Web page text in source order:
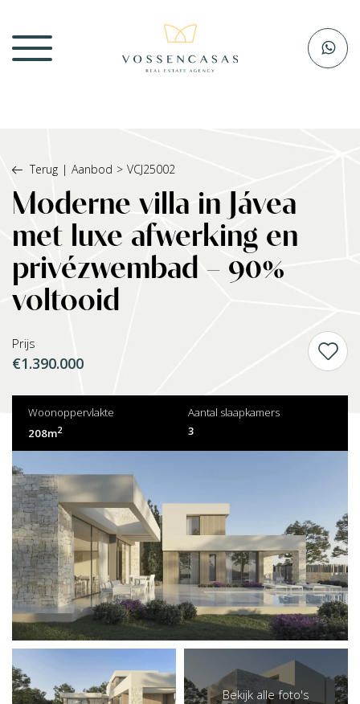
Terug | Aanbod > VCJ25002
Moderne villa in Jávea
met luxe afwerking en
privézwembad – 90%
voltooid
Prijs
€1.390.000
Woonoppervlakte
208m2
Aantal slaapkamers
3
Bekijk alle foto's